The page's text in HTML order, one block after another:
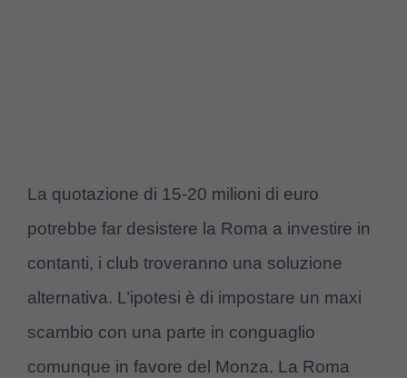
La quotazione di 15-20 milioni di euro
potrebbe far desistere la Roma a investire in
contanti, i club troveranno una soluzione
alternativa. L’ipotesi è di impostare un maxi
scambio con una parte in conguaglio
comunque in favore del Monza. La Roma